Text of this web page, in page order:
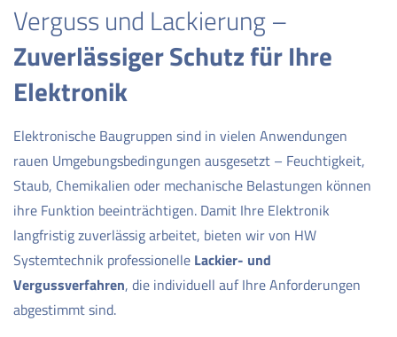
Verguss und Lackierung –
Zuverlässiger Schutz für Ihre
Elektronik
Elektronische Baugruppen sind in vielen Anwendungen
rauen Umgebungsbedingungen ausgesetzt – Feuchtigkeit,
Staub, Chemikalien oder mechanische Belastungen können
ihre Funktion beeinträchtigen. Damit Ihre Elektronik
langfristig zuverlässig arbeitet, bieten wir von HW
Systemtechnik professionelle Lackier- und
Vergussverfahren, die individuell auf Ihre Anforderungen
abgestimmt sind.